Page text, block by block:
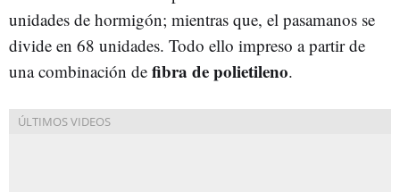
unidades de hormigón; mientras que, el pasamanos se
divide en 68 unidades. Todo ello impreso a partir de
una combinación de fibra de polietileno.